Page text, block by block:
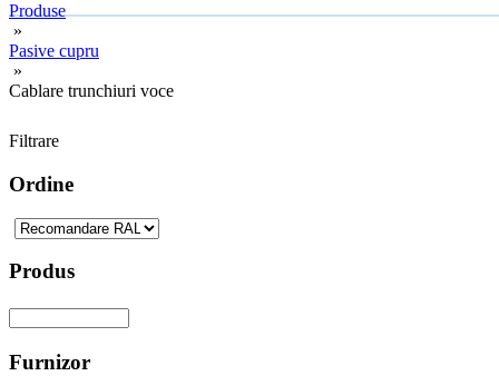
Produse
»
Pasive cupru
»
Cablare trunchiuri voce
Filtrare
Ordine
Produs
Furnizor